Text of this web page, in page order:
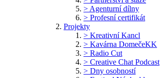
> Agenturní dílny
> Profesní certifikát
Projekty
> Kreativní Kancl
> Kavárna DomečeKK
> Radio Cut
> Creative Chat Podcast
> Dny osobností